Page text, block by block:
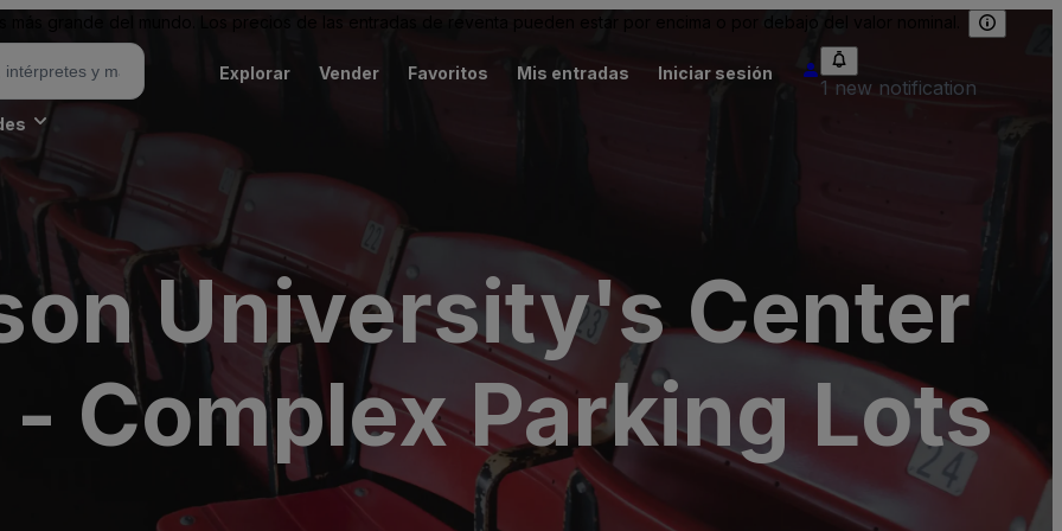
Explorar Vender Favoritos Mis entradas Iniciar sesión
1 new notification
University's Center
Complex Parking Lots